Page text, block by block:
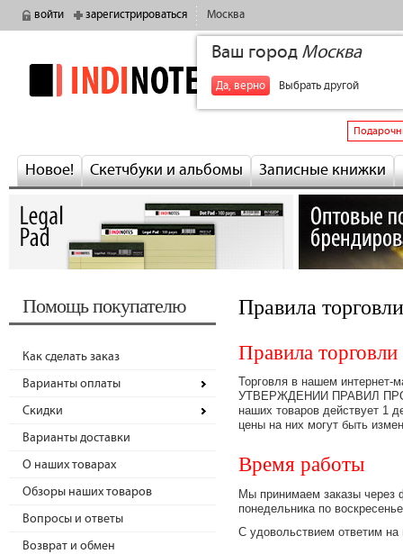
войти зарегистрироваться Москва
Ваш город Москва
Да, верно Выбрать другой
indinotes
Новое! Скетчбуки и альбомы Записные книжки
Правила
Правила торговли
Торговля в нашем интернет-
УТВЕРЖДЕНИИ ПРАВИЛ
наших товаров действует 1
цены на них могут быть
Время работы
Мы принимаем заказы через
понедельника по
С удовольствием ответим
Помощь покупателю
Как сделать заказ
Варианты оплаты
Скидки
Варианты доставки
О наших товарах
Обзоры наших товаров
Вопросы и ответы
Возврат и обмен